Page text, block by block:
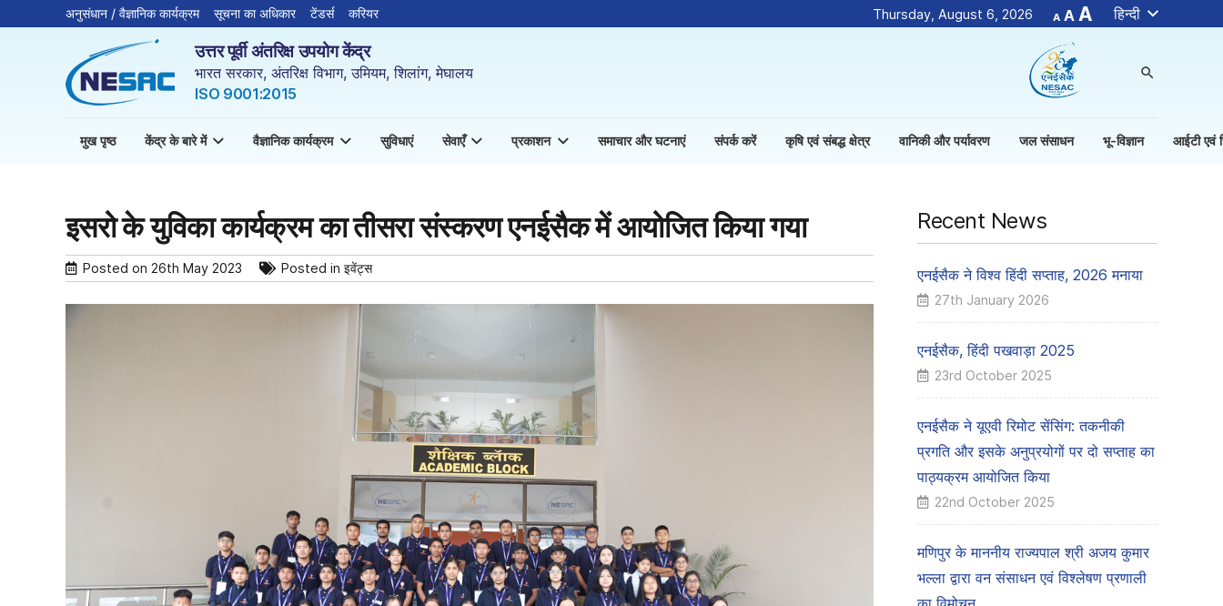
अनुसंधान / वैज्ञानिक कार्यक्रम सूचना का अधिकार टेंडर्स करियर Thursday, August 6, 2026 A
Decrease
font
A Reset
font
size.
A Increase
हिन्दी
उत्तर पूर्वी अंतरिक्ष उपयोग केंद्र
भारत सरकार, अंतरिक्ष विभाग, उमियम, शिलांग, मेघालय
ISO 9001:2015
search
मुख पृष्ठ केंद्र के बारे में वैज्ञानिक कार्यक्रम सुविधाएं सेवाएँ प्रकाशन समाचार और घटनाएं संपर्क करें कृषि एवं संबद्ध क्षेत्र वानिकी और पर्यावरण जल संसाधन भू-विज्ञान आईटी एवं
इसरो के युविका कार्यक्रम का तीसरा संस्करण एनईसैक में आयोजित किया गया
Posted on 26th May 2023 Posted in इवेंट्स
Recent News
एनईसैक ने विश्व हिंदी सप्ताह, 2026 मनाया
27th January 2026
एनईसैक, हिंदी पखवाड़ा 2025
23rd October 2025
एनईसैक ने यूएवी रिमोट सेंसिंग: तकनीकी
प्रगति और इसके अनुप्रयोगों पर दो सप्ताह का
पाठ्यक्रम आयोजित किया
22nd October 2025
मणिपुर के माननीय राज्यपाल श्री अजय कुमार
भल्ला द्वारा वन संसाधन एवं विश्लेषण प्रणाली